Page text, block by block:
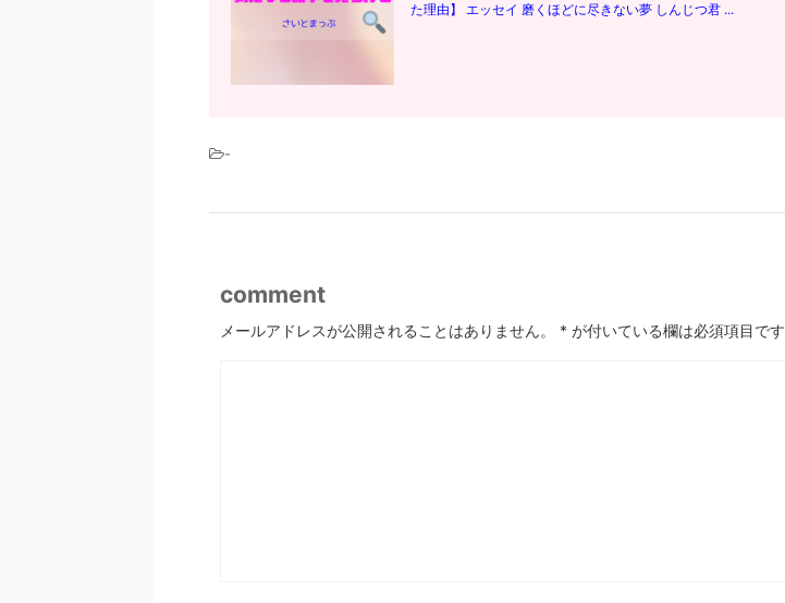
た理由】 エッセイ 磨くほどに尽きない夢 しんじつ君 ...
-
comment
メールアドレスが公開されることはありません。 * が付いている欄は必須項目です